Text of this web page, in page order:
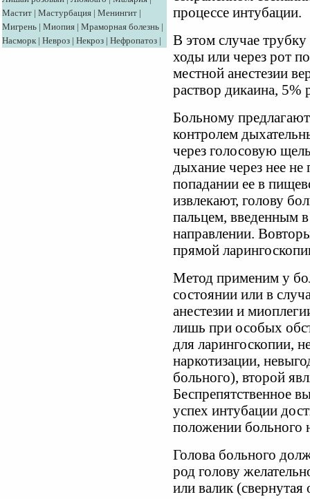
Мастит | Мастурбация | Менингит |
Мигрень | Миопия | Мраморная болезнь |
Насморк | Невроз | Некроз | Нефропатоз |
процессе интубации.
В этом случае
ходы или через рот
местной анестезии
раствор дикаина, 5%
Больному
контролем
через голосовую
дыхание через нее не
попадании ее в
извлекают, голову
пальцем, введенным
направлении.
прямой
Метод применим у
состоянии или в
анестезии и
лишь при особых
для ларингоскопии,
наркотизации,
больного), второй
Беспрепятственное
успех интубации
положении больного
Голова больного
род голову
или валик